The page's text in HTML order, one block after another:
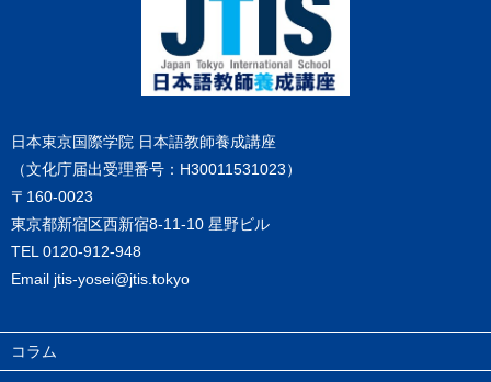
日本東京国際学院 日本語教師養成講座
（文化庁届出受理番号：H30011531023）
〒160-0023
東京都新宿区西新宿8-11-10 星野ビル
TEL 0120-912-948
Email jtis-yosei@jtis.tokyo
コラム